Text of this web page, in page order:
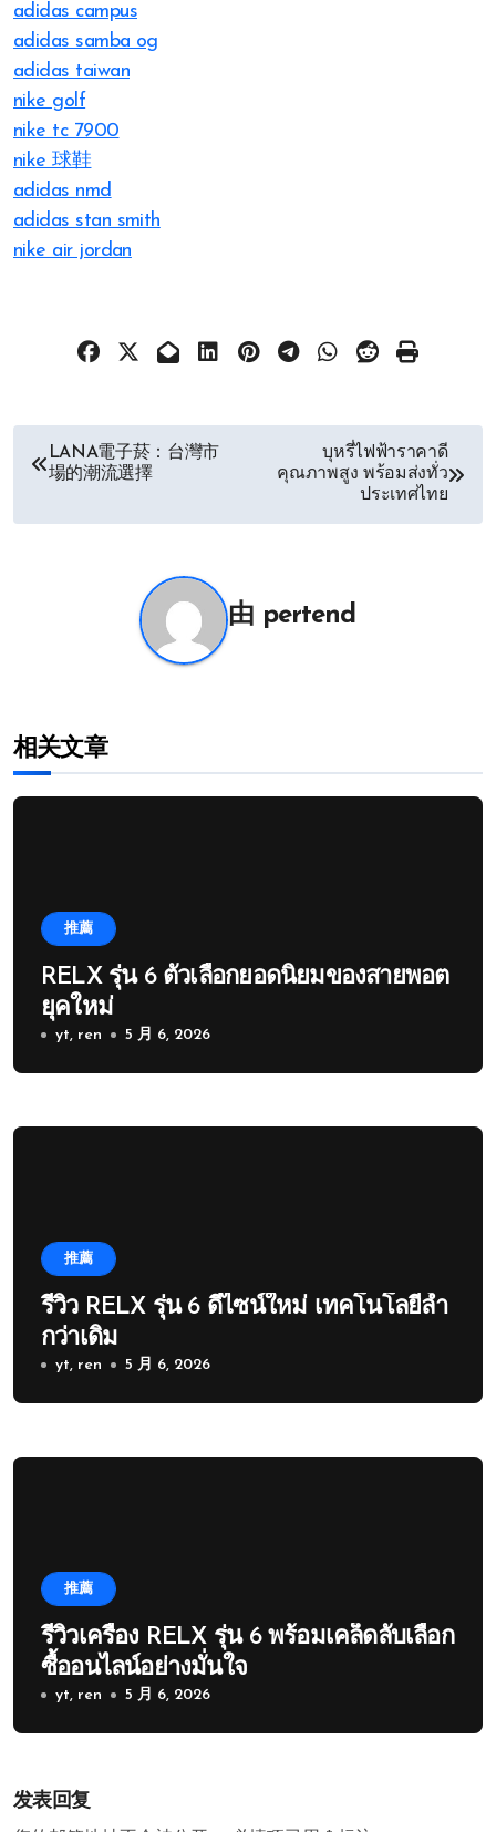
adidas campus
adidas samba og
adidas taiwan
nike golf
nike tc 7900
nike 球鞋
adidas nmd
adidas stan smith
nike air jordan
文 LANA電子菸：台灣市
場的潮流選擇
บุหรี่ไฟฟ้าราคาดี
คุณภาพสูง พร้อมส่งทั่ว
ประเทศไทย
由 pertend
相关文章
推薦
RELX รุ่น 6 ตัวเลือกยอดนิยมของสายพอต
ยุคใหม่
yt, ren 5 月 6, 2026
推薦
รีวิว RELX รุ่น 6 ดีไซน์ใหม่ เทคโนโลยีล้ำ
กว่าเดิม
yt, ren 5 月 6, 2026
推薦
รีวิวเครื่อง RELX รุ่น 6 พร้อมเคล็ดลับเลือก
ซื้ออนไลน์อย่างมั่นใจ
yt, ren 5 月 6, 2026
发表回复